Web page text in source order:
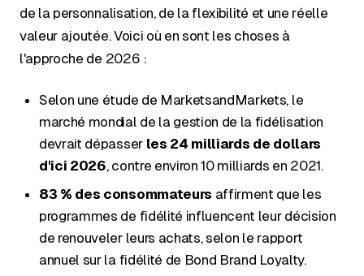
de la personnalisation, de la flexibilité et une réelle
valeur ajoutée. Voici où en sont les choses à
l'approche de 2026 :
Selon une étude de MarketsandMarkets, le
marché mondial de la gestion de la fidélisation
devrait dépasser les 24 milliards de dollars
d'ici 2026, contre environ 10 milliards en 2021.
83 % des consommateurs affirment que les
programmes de fidélité influencent leur décision
de renouveler leurs achats, selon le rapport
annuel sur la fidélité de Bond Brand Loyalty.